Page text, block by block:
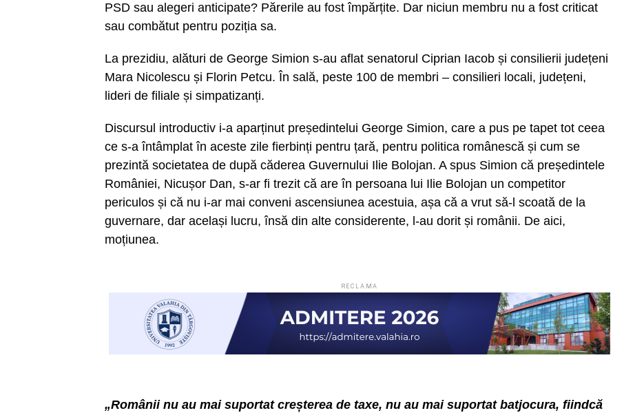
PSD sau alegeri anticipate? Părerile au fost împărțite. Dar niciun membru nu a fost criticat
sau combătut pentru poziția sa.
La prezidiu, alături de George Simion s-au aflat senatorul Ciprian Iacob și consilierii județeni
Mara Nicolescu și Florin Petcu. În sală, peste 100 de membri – consilieri locali, județeni,
lideri de filiale și simpatizanți.
Discursul introductiv i-a aparținut președintelui George Simion, care a pus pe tapet tot ceea
ce s-a întâmplat în aceste zile fierbinți pentru țară, pentru politica românescă și cum se
prezintă societatea de după căderea Guvernului Ilie Bolojan. A spus Simion că președintele
României, Nicușor Dan, s-ar fi trezit că are în persoana lui Ilie Bolojan un competitor
periculos și că nu i-ar mai conveni ascensiunea acestuia, așa că a vrut să-l scoată de la
guvernare, dar același lucru, însă din alte considerente, l-au dorit și românii. De aici,
moțiunea.
RECLAMA
„Românii nu au mai suportat creșterea de taxe, nu au mai suportat batjocura, fiindcă